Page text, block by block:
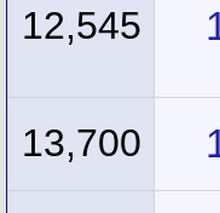
12,545
13,700